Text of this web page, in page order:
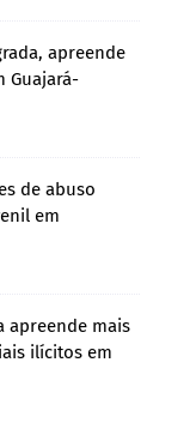
apreende
Guajará-
de abuso
em
apreende mais
ilícitos em